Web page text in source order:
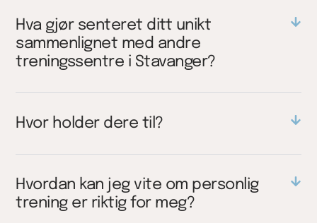
Hva gjør senteret ditt unikt
sammenlignet med andre
treningssentre i Stavanger?
Hvor holder dere til?
Hvordan kan jeg vite om personlig
trening er riktig for meg?